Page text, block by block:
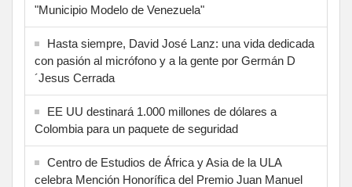
"Municipio Modelo de Venezuela"
Hasta siempre, David José Lanz: una vida dedicada
con pasión al micrófono y a la gente por Germán D
´Jesus Cerrada
EE UU destinará 1.000 millones de dólares a
Colombia para un paquete de seguridad
Centro de Estudios de África y Asia de la ULA
celebra Mención Honorífica del Premio Juan Manuel